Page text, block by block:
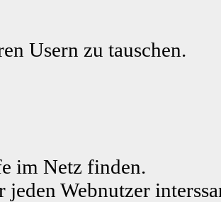
Usern zu tauschen.
im Netz finden.
Webnutzer